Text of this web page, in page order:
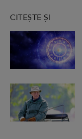
CITEȘTE ȘI